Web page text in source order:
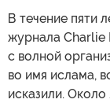
В течение пяти
журнала Charlie
с волной
во имя ислама,
исказили.